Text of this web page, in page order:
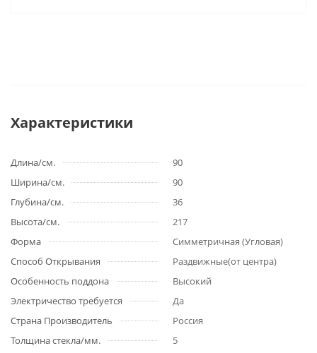
Характеристики
Длина/см.
90
Ширина/см.
90
Глубина/см.
36
Высота/см.
217
Форма
Симметричная (Угловая)
Способ Открывания
Раздвижные(от центра)
Особенность поддона
Высокий
Электричество требуется
Да
Страна Производитель
Россия
Толщина стекла/мм.
5